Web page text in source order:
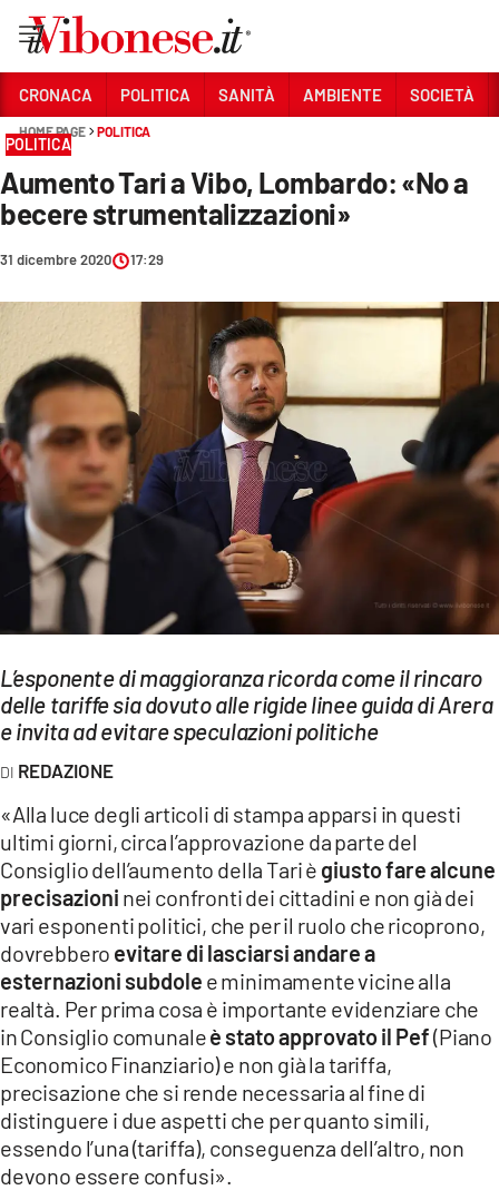
Sezioni
CRONACA
POLITICA
SANITÀ
SOCIETÀ
ECONOMIA E LAVORO
EVENTI
SPORT
Streaming
LAC NETWORK
LaC
Network
LACPLAY.IT
LACTV.IT
LACONAIR.IT
LACITYMAG.IT
ILREGGINO.IT
COSENZACHANNEL.IT
CRONACA POLITICA SANITÀ AMBIENTE SOCIETÀ
HOME PAGE POLITICA
POLITICA
Aumento Tari a Vibo, Lombardo: «No a
becere strumentalizzazioni»
31 dicembre 2020 17:29
L’esponente di maggioranza ricorda come il rincaro
delle tariffe sia dovuto alle rigide linee guida di Arera
e invita ad evitare speculazioni politiche
REDAZIONE
«Alla luce degli articoli di stampa apparsi in questi
ultimi giorni, circa l’approvazione da parte del
Consiglio dell’aumento della Tari è giusto fare alcune
precisazioni nei confronti dei cittadini e non già dei
vari esponenti politici, che per il ruolo che ricoprono,
dovrebbero evitare di lasciarsi andare a
esternazioni subdole e minimamente vicine alla
realtà. Per prima cosa è importante evidenziare che
in Consiglio comunaleè stato approvato il Pef(Piano
Economico Finanziario) e non già la tariffa,
precisazione che si rende necessaria al fine di
distinguere i due aspetti che per quanto simili,
essendo l’una (tariffa), conseguenza dell’altro, non
devono essere confusi».